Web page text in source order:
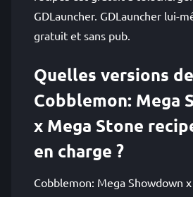
GDLauncher. GDLauncher lui-
gratuit et sans pub.
Quelles versions
Cobblemon: Mega
x Mega Stone
en charge ?
Cobblemon: Mega Showdown